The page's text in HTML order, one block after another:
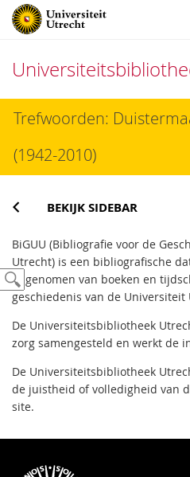
naar
inhoud
Trefwoorden:
(1942-2010)
BEKIJK SIDEBAR
BiGUU (Bibliografie voor de
Utrecht) is een bibliografische
opgenomen van boeken en
geschiedenis van de Universiteit
De Universiteitsbibliotheek
zorg samengesteld en werkt de
De Universiteitsbibliotheek
de juistheid of volledigheid van
site.